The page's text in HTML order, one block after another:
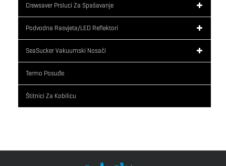
Crewsaver Prsluci Za Spašavanje
Podvodna Rasvjeta/LED Reflektori
SeaSucker Vakuumski Nosači
Termo Posuđe
Štitnici Za Kobilicu